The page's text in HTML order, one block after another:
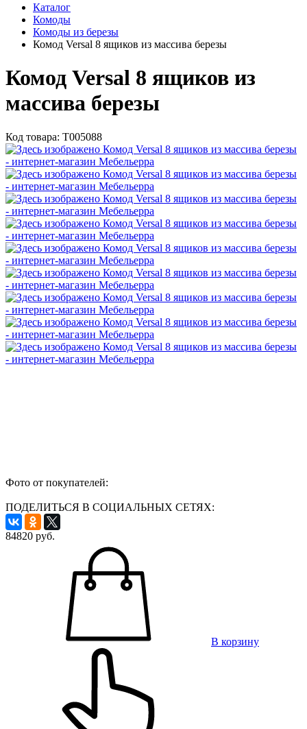
Каталог
Комоды
Комоды из березы
Комод Versal 8 ящиков из массива березы
Комод Versal 8 ящиков из
массива березы
Код товара: Т005088
Фото от покупателей:
ПОДЕЛИТЬСЯ В СОЦИАЛЬНЫХ СЕТЯХ:
84820 руб.
В корзину